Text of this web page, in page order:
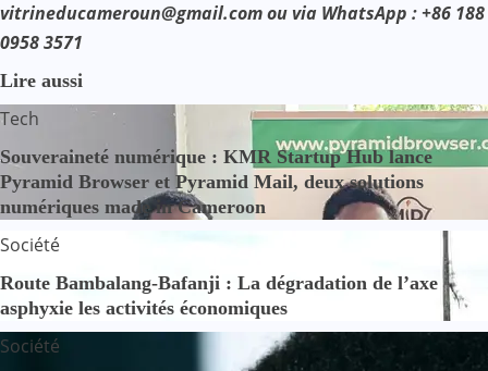
vitrineducameroun@gmail.com ou via WhatsApp : +86 188
0958 3571
Lire aussi
Tech
Souveraineté numérique : KMR Startup Hub lance
Pyramid Browser et Pyramid Mail, deux solutions
numériques made in Cameroon
Société
Route Bambalang-Bafanji : La dégradation de l’axe
asphyxie les activités économiques
Société